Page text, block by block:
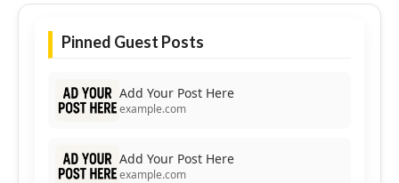
Pinned Guest Posts
Add Your Post Here
example.com
Add Your Post Here
example.com